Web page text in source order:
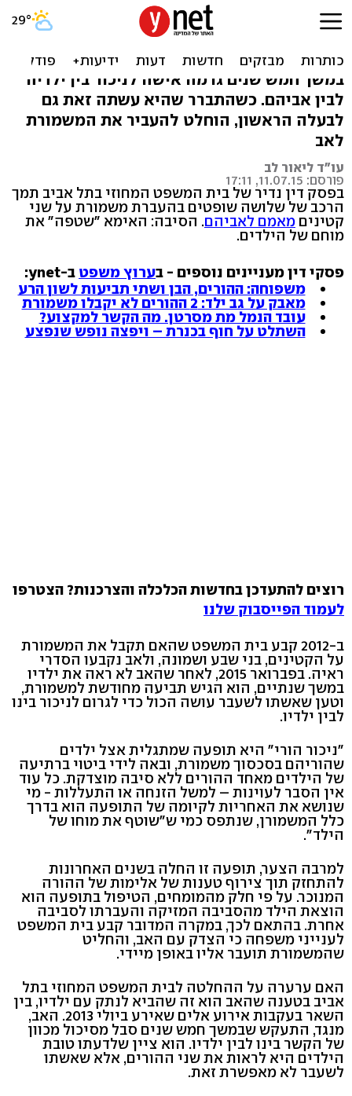
איבדה משמורת על ילדיה - כי
הסיתה נגד האב
במשך חמש שנים גרמה אישה לניכור בין ילדיה
לבין אביהם. כשהתברר שהיא עשתה זאת גם
לבעלה הראשון, הוחלט להעביר את המשמורת
לאב
עו"ד ליאור לב
פורסם: 11.07.15, 17:11
בפסק דין נדיר של בית המשפט המחוזי בתל אביב תמך
הרכב של שלושה שופטים בהעברת משמורת על שני
קטינים מאמם לאביהם. הסיבה: האימא "שטפה" את
מוחם של הילדים.
פסקי דין מעניינים נוספים - בערוץ משפט ב-ynet:
משפוחה: ההורים, הבן ושתי תביעות לשון הרע
מאבק על גב ילד: 2 ההורים לא יקבלו משמורת
עובד הנמל מת מסרטן. מה הקשר למקצוע?
השתלט על חוף בכנרת – ויפצה נופש שנפצע
רוצים להתעדכן בחדשות הכלכלה והצרכנות? הצטרפו
לעמוד הפייסבוק שלנו
ב-2012 קבע בית המשפט שהאם תקבל את המשמורת
על הקטינים, בני שבע ושמונה, ולאב נקבעו הסדרי
ראיה. בפברואר 2015, לאחר שהאב לא ראה את ילדיו
במשך שנתיים, הוא הגיש תביעה מחודשת למשמורת,
וטען שאשתו לשעבר עושה הכול כדי לגרום לניכור בינו
לבין ילדיו.
"ניכור הורי" היא תופעה שמתגלית אצל ילדים
שהוריהם בסכסוך משמורת, ובאה לידי ביטוי ברתיעה
של הילדים מאחד ההורים ללא סיבה מוצדקת. כל עוד
אין הסבר לעוינות – למשל הזנחה או התעללות - מי
שנושא את האחריות לקיומה של התופעה הוא בדרך
כלל המשמורן, שנתפס כמי ש"שוטף את מוחו של
הילד".
למרבה הצער, תופעה זו החלה בשנים האחרונות
להתחזק תוך צירוף טענות של אלימות של ההורה
המנוכר. על פי חלק מהמומחים, הטיפול בתופעה הוא
הוצאת הילד מהסביבה המזיקה והעברתו לסביבה
אחרת. בהתאם לכך, במקרה המדובר קבע בית המשפט
לענייני משפחה כי הצדק עם האב, והחליט
שהמשמורת תועבר אליו באופן מיידי.
האם ערערה על ההחלטה לבית המשפט המחוזי בתל
אביב בטענה שהאב הוא זה שהביא לנתק עם ילדיו, בין
השאר בעקבות אירוע אלים שאירע ביולי 2013. האב,
מנגד, התעקש שבמשך חמש שנים סבל מסיכול מכוון
של הקשר בינו לבין ילדיו. הוא ציין שלדעתו טובת
הילדים היא לראות את שני ההורים, אלא שאשתו
לשעבר לא מאפשרת זאת.